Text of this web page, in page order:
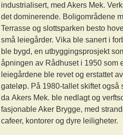
industrialisert, med Akers Mek.
det dominerende. Boligområdene
Terrasse og slottsparken besto
små leiegårder. Vika ble sanert i
ble bygd, en utbyggingsprosjekt
åpningen av Rådhuset i 1950 som
leiegårdene ble revet og erstattet
gateløp. På 1980-tallet skiftet også
da Akers Mek. ble nedlagt og
fasjonable Aker Brygge, med
cafeer, kontorer og dyre leiligheter.